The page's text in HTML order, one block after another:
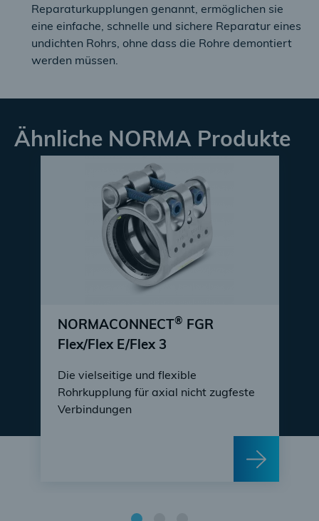
Reparaturkupplungen genannt, ermöglichen sie
eine einfache, schnelle und sichere Reparatur eines
undichten Rohrs, ohne dass die Rohre demontiert
werden müssen.
Ähnliche NORMA Produkte
NORMACONNECT ® FGR
Flex/Flex E/Flex 3
Die vielseitige und flexible
Rohrkupplung für axial nicht zugfeste
Verbindungen